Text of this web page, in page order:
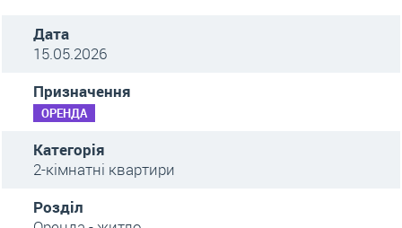
Дата
15.05.2026
Призначення
ОРЕНДА
Категорія
2-кімнатні квартири
Розділ